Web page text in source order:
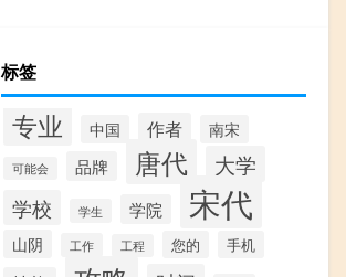
标签
专业 中国 作者 南宋
可能会 品牌 唐代 大学
学校 学生 学院 宋代
山阴 工作 工程 您的 手机